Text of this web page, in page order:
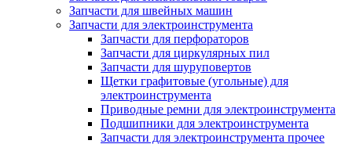
Запчасти для швейных машин
Запчасти для электроинструмента
Запчасти для перфораторов
Запчасти для циркулярных пил
Запчасти для шуруповертов
Щетки графитовые (угольные) для
электроинструмента
Приводные ремни для электроинструмента
Подшипники для электроинструмента
Запчасти для электроинструмента прочее